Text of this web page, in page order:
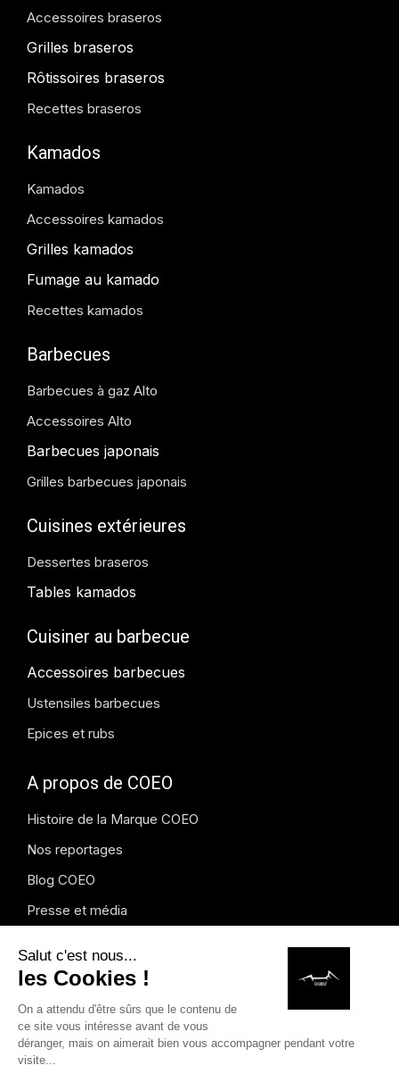
Accessoires braseros
Grilles braseros
Rôtissoires braseros
Recettes braseros
Kamados
Kamados
Accessoires kamados
Grilles kamados
Fumage au kamado
Recettes kamados
Barbecues
Barbecues à gaz Alto
Accessoires Alto
Barbecues japonais
Grilles barbecues japonais
Cuisines extérieures
Dessertes braseros
Tables kamados
Cuisiner au barbecue
Accessoires barbecues
Ustensiles barbecues
Epices et rubs
A propos de COEO
Histoire de la Marque COEO
Nos reportages
Blog COEO
Presse et média